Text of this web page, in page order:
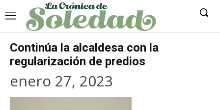
Continúa la alcaldesa con la
regularización de predios
enero 27, 2023